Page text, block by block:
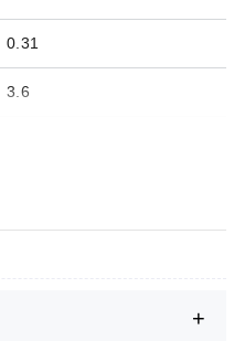
0.31
3.6
+